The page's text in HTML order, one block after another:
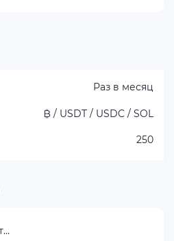
Раз в месяц
₿ / USDT / USDC / SOL
250
Криптовалюты